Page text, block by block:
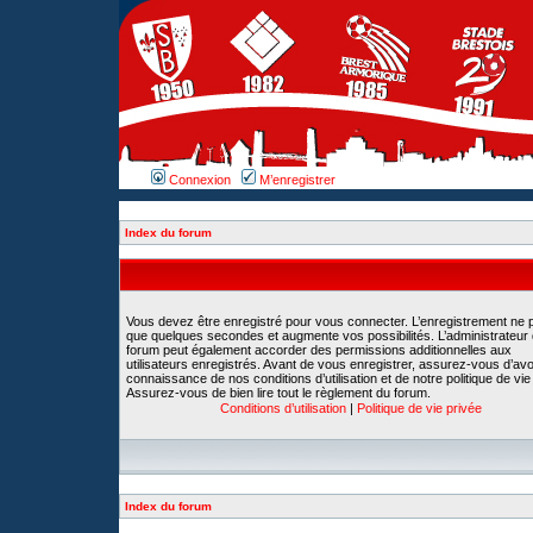
Connexion M’enregistrer
Index du forum
Vous devez être enregistré pour vous connecter. L’enregistrement ne
que quelques secondes et augmente vos possibilités. L’administrateur
forum peut également accorder des permissions additionnelles aux
utilisateurs enregistrés. Avant de vous enregistrer, assurez-vous
connaissance de nos conditions d’utilisation et de notre politique de
Assurez-vous de bien lire tout le règlement du forum.
Conditions d’utilisation | Politique de vie privée
Index du forum